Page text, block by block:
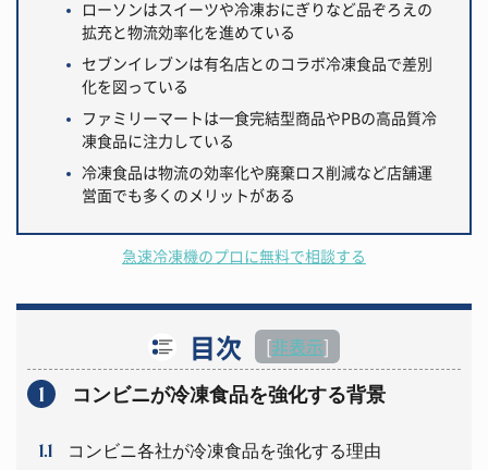
ローソンはスイーツや冷凍おにぎりなど品ぞろえの
拡充と物流効率化を進めている
セブンイレブンは有名店とのコラボ冷凍食品で差別
化を図っている
ファミリーマートは一食完結型商品やPBの高品質冷
凍食品に注力している
冷凍食品は物流の効率化や廃棄ロス削減など店舗運
営面でも多くのメリットがある
急速冷凍機のプロに無料で相談する
目次 [非表示]
1 コンビニが冷凍食品を強化する背景
1.1 コンビニ各社が冷凍食品を強化する理由